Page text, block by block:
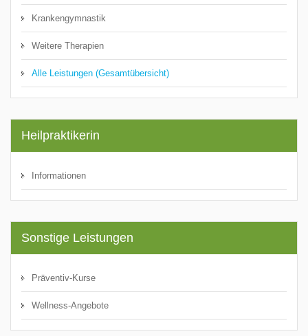
Krankengymnastik
Weitere Therapien
Alle Leistungen (Gesamtübersicht)
Heilpraktikerin
Informationen
Sonstige Leistungen
Präventiv-Kurse
Wellness-Angebote